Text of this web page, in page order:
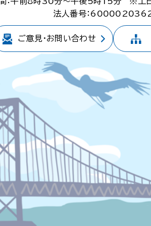
法人番号：
ご意見・お問い合わせ